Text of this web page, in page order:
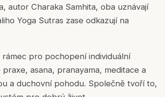
autor Charaka Samhita, oba uznávají
Yoga Sutras zase odkazují na
pro pochopení individuální
asana, pranayama, meditace a
a duchovní pohodu. Společně tvoří to,